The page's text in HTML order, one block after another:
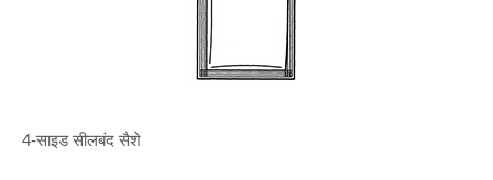
4-साइड सीलबंद सैशे